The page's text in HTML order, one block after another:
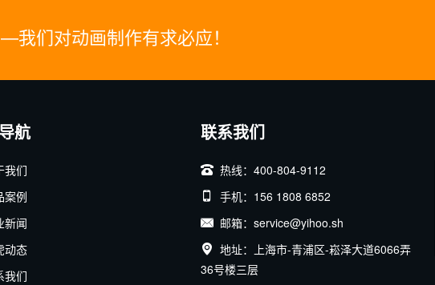
们对动画制作有求必应！
航
我们
案例
新闻
动态
我们
联系我们
热线：400-804-9112
手机：156 1808 6852
邮箱：service@yihoo.sh
地址：上海市-青浦区-崧泽大道6066弄
36号楼三层